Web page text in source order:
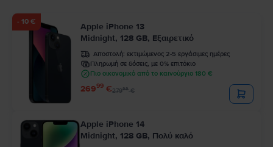
- 10 €
Apple iPhone 13
Midnight, 128 GB, Εξαιρετικό
Αποστολή: εκτιμώμενος 2-5 εργάσιμες ημέρες
Πληρωμή σε δόσεις, με 0% επιτόκιο
Πιο οικονομικό από το καινούργιο 180 €
26999 €27999€
Apple iPhone 14
Midnight, 128 GB, Πολύ καλό